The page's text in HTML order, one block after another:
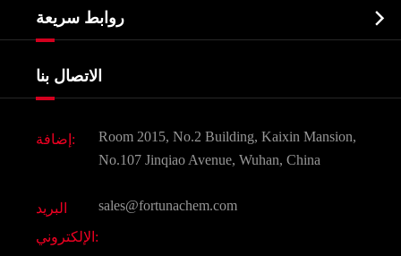
البيوكيميائية
Agrochemicals و الوسطيات
مكونات مستحضرات التجميل
النكهات و عطور
الكيميائية CAS
جميع المواد الكيميائية غرامة
شهادات و مصنع تظهر
شركة التاريخ
روابط سريعة 
الاتصال بنا
إضافة:
Room 2015, No.2 Building, Kaixin Mansion,
No.107 Jinqiao Avenue, Wuhan, China
البريد
الإلكتروني:
sales@fortunachem.com